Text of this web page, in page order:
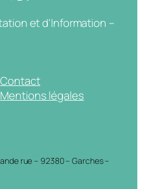
et d'Information –
Contact
Mentions légales
rue – 92380 – Garches –